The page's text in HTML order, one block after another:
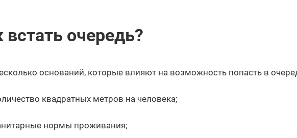
встать очередь?
оснований, которые влияют на возможность попасть в
квадратных метров на человека;
нормы проживания;